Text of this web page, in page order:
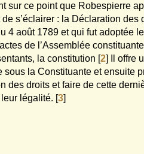
sur ce point que Robespierre
s’éclairer : la Déclaration des
4 août 1789 et qui fut adoptée
de l’Assemblée
la constitution [2]
Il offre
la Constituante et ensuite
des droits et faire de cette
légalité. [3]